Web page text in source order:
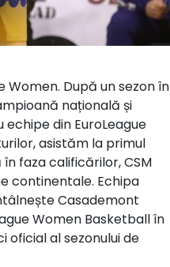
Women. După un sezon în
națională și
din EuroLeague
asistăm la primul
faza calificărilor, CSM
continentale. Echipa
Casademont
Women Basketball în
al sezonului de